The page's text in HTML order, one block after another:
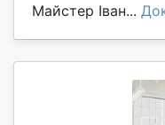
Майстер Іван...